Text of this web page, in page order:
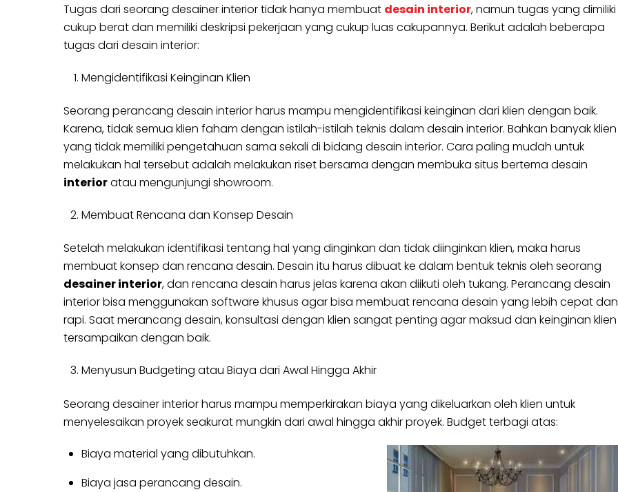
Tugas dari seorang desainer interior tidak hanya membuat desain interior, namun tugas yang dimiliki
cukup berat dan memiliki deskripsi pekerjaan yang cukup luas cakupannya. Berikut adalah beberapa
tugas dari desain interior:
Mengidentifikasi Keinginan Klien
Seorang perancang desain interior harus mampu mengidentifikasi keinginan dari klien dengan baik.
Karena, tidak semua klien faham dengan istilah-istilah teknis dalam desain interior. Bahkan banyak klien
yang tidak memiliki pengetahuan sama sekali di bidang desain interior. Cara paling mudah untuk
melakukan hal tersebut adalah melakukan riset bersama dengan membuka situs bertema desain
interioratau mengunjungi showroom.
Membuat Rencana dan Konsep Desain
Setelah melakukan identifikasi tentang hal yang dinginkan dan tidak diinginkan klien, maka harus
membuat konsep dan rencana desain. Desain itu harus dibuat ke dalam bentuk teknis oleh seorang
desainer interior, dan rencana desain harus jelas karena akan diikuti oleh tukang. Perancang desain
interior bisa menggunakan software khusus agar bisa membuat rencana desain yang lebih cepat dan
rapi. Saat merancang desain, konsultasi dengan klien sangat penting agar maksud dan keinginan klien
tersampaikan dengan baik.
Menyusun Budgeting atau Biaya dari Awal Hingga Akhir
Seorang desainer interior harus mampu memperkirakan biaya yang dikeluarkan oleh klien untuk
menyelesaikan proyek seakurat mungkin dari awal hingga akhir proyek. Budget terbagi atas:
Biaya material yang dibutuhkan.
Biaya jasa perancang desain.